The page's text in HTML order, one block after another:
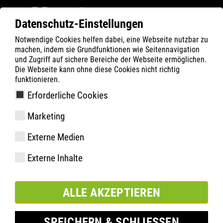
Datenschutz-Einstellungen
Notwendige Cookies helfen dabei, eine Webseite nutzbar zu
machen, indem sie Grundfunktionen wie Seitennavigation
und Zugriff auf sichere Bereiche der Webseite ermöglichen.
Die Webseite kann ohne diese Cookies nicht richtig
funktionieren.
Erforderliche Cookies
Marketing
Externe Medien
Externe Inhalte
ALLE AKZEPTIEREN
ATLAS Company
Inside
ATLAS PARTNER DAYS 2026